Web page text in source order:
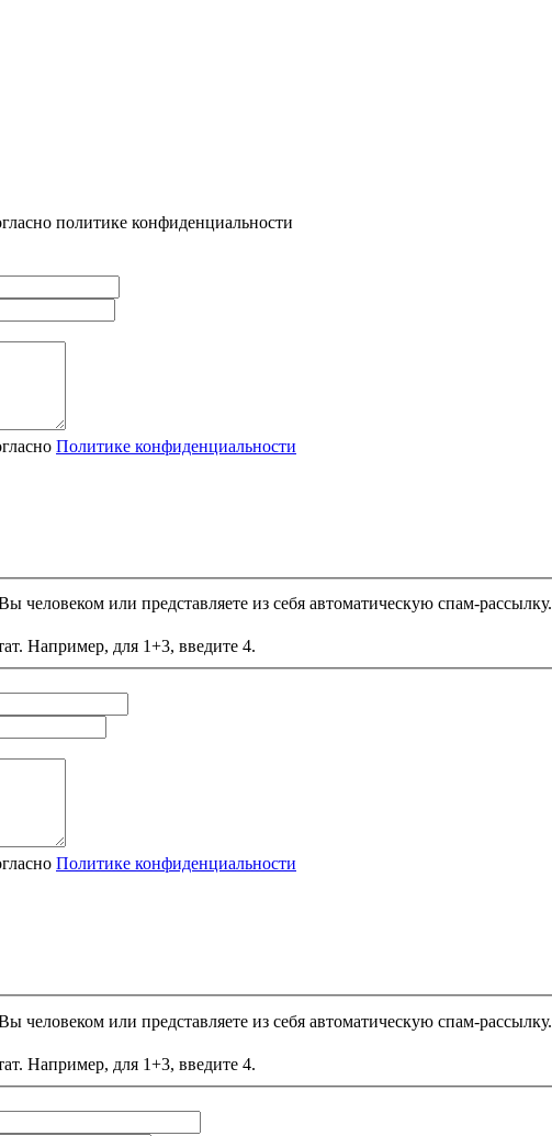
политике конфиденциальности
Политике конфиденциальности
человеком или представляете из себя автоматическую спам-рассылку.
Например, для 1+3, введите 4.
Политике конфиденциальности
человеком или представляете из себя автоматическую спам-рассылку.
Например, для 1+3, введите 4.